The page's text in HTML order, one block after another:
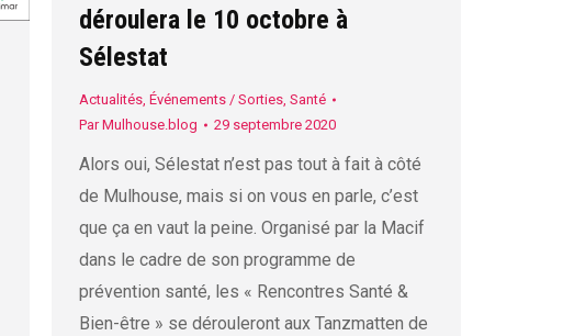
déroulera le 10 octobre à
Sélestat
Actualités, Événements / Sorties, Santé
ParMulhouse.blog 29 septembre 2020
Alors oui, Sélestat n’est pas tout à fait à côté
de Mulhouse, mais si on vous en parle, c’est
que ça en vaut la peine. Organisé par la Macif
dans le cadre de son programme de
prévention santé, les « Rencontres Santé &
Bien-être » se dérouleront aux Tanzmatten de